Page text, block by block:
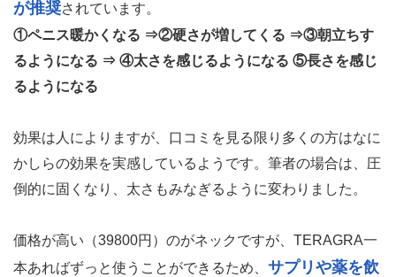
が推奨されています。
①ペニス暖かくなる ⇒②硬さが増してくる ⇒③朝立ちす
るようになる ⇒ ④太さを感じるようになる ⑤長さを感じ
るようになる
効果は人によりますが、口コミを見る限り多くの方はなに
かしらの効果を実感しているようです。筆者の場合は、圧
倒的に固くなり、太さもみなぎるように変わりました。
価格が高い（39800円）のがネックですが、TERAGRA一
本あればずっと使うことができるため、 サプリや薬を飲